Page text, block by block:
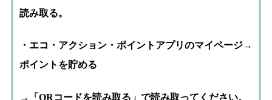
読み取る。
・エコ・アクション・ポイントアプリのマイページ→
ポイントを貯める
→「QRコードを読み取る」で読み取ってください。